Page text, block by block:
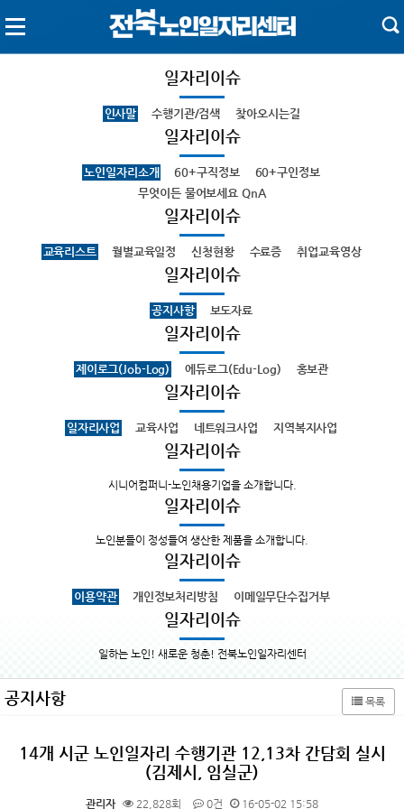
일자리이슈
인사말 수행기관/검색 찾아오시는길
일자리이슈
노인일자리소개 60+구직정보
60+구인정보
무엇이든 물어보세요 QnA
일자리이슈
교육리스트 월별교육일정 신청현황 수료증 취업교육영상
일자리이슈
공지사항 보도자료
일자리이슈
제이로그(Job-Log) 에듀로그(Edu-Log) 홍보관
일자리이슈
일자리사업 교육사업 네트워크사업 지역복지사업
일자리이슈
시니어컴퍼니-노인채용기업을 소개합니다.
일자리이슈
노인분들이 정성들여 생산한 제품을 소개합니다.
일자리이슈
이용약관 개인정보처리방침 이메일무단수집거부
일자리이슈
일하는 노인! 새로운 청춘! 전북노인일자리센터
공지사항 목록
14개 시군 노인일자리 수행기관 12,13차 간담회 실시
(김제시, 임실군)
관리자 22,828회 0건 16-05-02 15:58